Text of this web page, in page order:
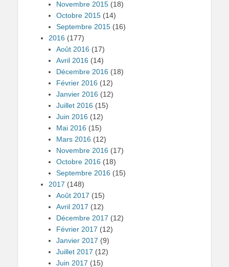
Novembre 2015 (18)
Octobre 2015 (14)
Septembre 2015 (16)
2016 (177)
Août 2016 (17)
Avril 2016 (14)
Décembre 2016 (18)
Février 2016 (12)
Janvier 2016 (12)
Juillet 2016 (15)
Juin 2016 (12)
Mai 2016 (15)
Mars 2016 (12)
Novembre 2016 (17)
Octobre 2016 (18)
Septembre 2016 (15)
2017 (148)
Août 2017 (15)
Avril 2017 (12)
Décembre 2017 (12)
Février 2017 (12)
Janvier 2017 (9)
Juillet 2017 (12)
Juin 2017 (15)